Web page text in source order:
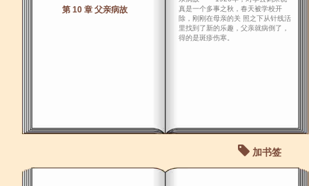
第 10 章 父亲病故
真是一个多事之秋，春天被学校开
除，刚刚在母亲的关 照之下从针线活
里找到了新的乐趣，父亲就病倒了，
得的是斑疹伤寒。
加书签